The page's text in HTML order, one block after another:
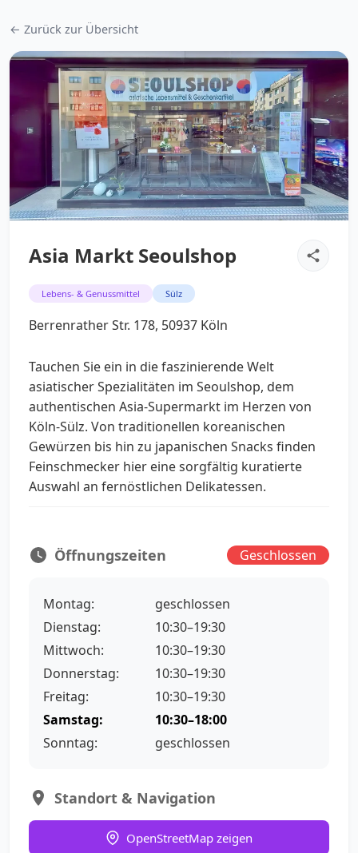
← Zurück zur Übersicht
Asia Markt Seoulshop
Lebens- & Genussmittel Sülz
Berrenrather Str. 178, 50937 Köln
Tauchen Sie ein in die faszinierende Welt
asiatischer Spezialitäten im Seoulshop, dem
authentischen Asia-Supermarkt im Herzen von
Köln-Sülz. Von traditionellen koreanischen
Gewürzen bis hin zu japanischen Snacks finden
Feinschmecker hier eine sorgfältig kuratierte
Auswahl an fernöstlichen Delikatessen.
Öffnungszeiten Geschlossen
Montag:
geschlossen
Dienstag:
10:30–19:30
Mittwoch:
10:30–19:30
Donnerstag:
10:30–19:30
Freitag:
10:30–19:30
Samstag:
10:30–18:00
Sonntag:
geschlossen
Standort & Navigation
OpenStreetMap zeigen